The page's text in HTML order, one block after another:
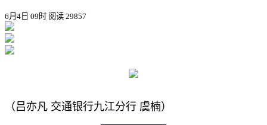
6月4日 09时 阅读 29857
（吕亦凡 交通银行九江分行 虞楠）